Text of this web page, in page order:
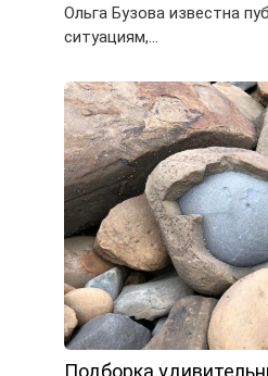
Ольга Бузова известна
ситуациям,…
Подборка